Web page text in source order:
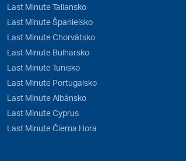
Last Minute Taliansko
Last Minute Španielsko
Last Minute Chorvátsko
Last Minute Bulharsko
Last Minute Tunisko
Last Minute Portugalsko
Last Minute Albánsko
Last Minute Cyprus
Last Minute Čierna Hora